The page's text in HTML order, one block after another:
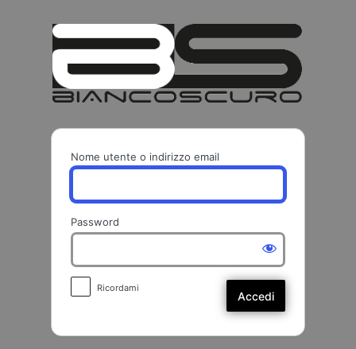
Nome utente o indirizzo email
Password
Ricordami